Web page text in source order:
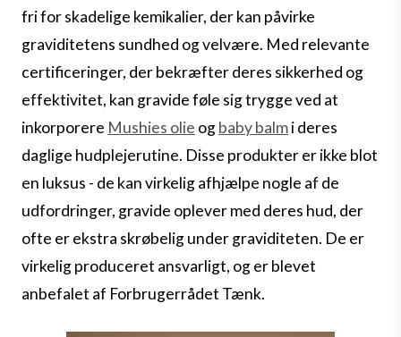
fri for skadelige kemikalier, der kan påvirke
graviditetens sundhed og velvære. Med relevante
certificeringer, der bekræfter deres sikkerhed og
effektivitet, kan gravide føle sig trygge ved at
inkorporere Mushies olie ogbaby balmi deres
daglige hudplejerutine. Disse produkter er ikke blot
en luksus - de kan virkelig afhjælpe nogle af de
udfordringer, gravide oplever med deres hud, der
ofte er ekstra skrøbelig under graviditeten. De er
virkelig produceret ansvarligt, og er blevet
anbefalet af Forbrugerrådet Tænk.